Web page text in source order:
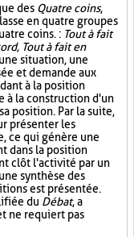
des Quatre coins,
en quatre groupes
coins. : Tout à fait
Tout à fait en
situation, une
et demande aux
à la position
à la construction d'un
position. Par la suite,
présenter les
ce qui génère une
dans la position
clôt l'activité par un
synthèse des
est présentée.
du Débat, a
ne requiert pas